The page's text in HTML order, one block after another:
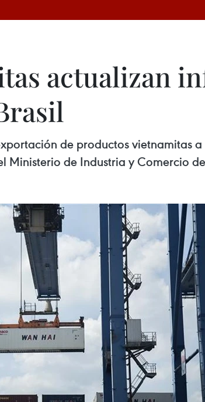
actualizan
de productos vietnamitas
de Industria y Comercio